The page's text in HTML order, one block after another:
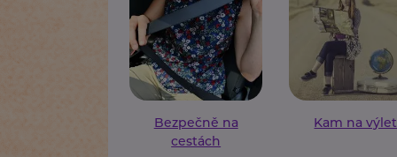
Bezpečně na
cestách
Kam na výlet